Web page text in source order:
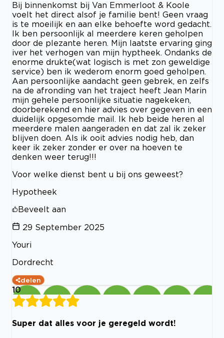
Bij binnenkomst bij Van Emmerloot & Koole
voelt het direct alsof je familie bent! Geen vraag
is te moeilijk en aan elke behoefte word gedacht.
Ik ben persoonlijk al meerdere keren geholpen
door de plezante heren. Mijn laatste ervaring ging
iver het verhogen van mijn hyptheek. Ondanks de
enorme drukte(wat logisch is met zon geweldige
service) ben ik wederom enorm goed geholpen.
Aan persoonlijke aandacht geen gebrek, en zelfs
na de afronding van het traject heeft Jean Marin
mijn gehele persoonlijke situatie nagekeken,
doorberekend en hier advies over gegeven in een
duidelijk opgesomde mail. Ik heb beide heren al
meerdere malen aangeraden en dat zal ik zeker
blijven doen. Als ik ooit advies nodig heb, dan
keer ik zeker zonder er over na hoeven te
denken weer terug!!!
Voor welke dienst bent u bij ons geweest?
Hypotheek
Beveelt aan
29 September 2025
Youri
Dordrecht
delen
10
Super dat alles voor je geregeld wordt!